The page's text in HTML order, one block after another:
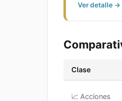
Ver detalle →
Clase
📈 Acciones